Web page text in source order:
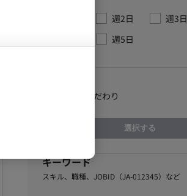
週2日
週3日
週5日
オフィスにこだわり
選択する
キーワード
スキル、職種、JOBID（JA-012345）など